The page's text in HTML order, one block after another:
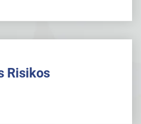
Risikos